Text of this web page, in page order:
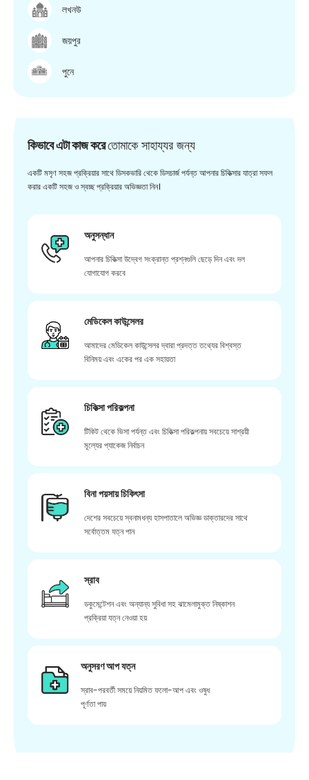
লখনউ
জয়পুর
পুনে
কিভাবে এটা কাজ করেতোমাকে সাহায্যর জন্য
একটি মসৃণ সহজ প্রক্রিয়ার সাথে ডিসকভারি থেকে ডিসচার্জ পর্যন্ত আপনার চিকিত্সার যাত্রা সফল
করার একটি সহজ ও স্বচ্ছ প্রক্রিয়ার অভিজ্ঞতা নিন।
অনুসন্ধান
আপনার চিকিত্সা উদ্বেগ সংক্রান্ত প্রশ্নগুলি ছেড়ে দিন এবং দল
যোগাযোগ করবে
মেডিকেল কাউন্সেলর
আমাদের মেডিকেল কাউন্সেলর দ্বারা প্রদত্ত তথ্যের বিশ্বস্ত
বিনিময় এবং একের পর এক সহায়তা
চিকিত্সা পরিকল্পনা
টিকিট থেকে ভিসা পর্যন্ত এবং চিকিত্সা পরিকল্পনায় সবচেয়ে সাশ্রয়ী
মূল্যের প্যাকেজ নির্বাচন
বিনা পয়সায় চিকিৎসা
দেশের সবচেয়ে স্বনামধন্য হাসপাতালে অভিজ্ঞ ডাক্তারদের সাথে
সর্বোত্তম যত্ন পান
স্রাব
ডকুমেন্টেশন এবং অন্যান্য সুবিধা সহ ঝামেলামুক্ত নিষ্কাশন
প্রক্রিয়া যত্ন নেওয়া হয়
অনুসরণ আপ যত্ন
স্রাব-পরবর্তী সময়ে নিয়মিত ফলো-আপ এবং ওষুধ
পূর্ণতা পায়